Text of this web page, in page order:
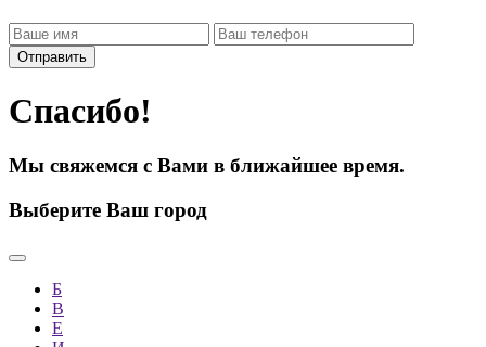
Спасибо!
Мы свяжемся с Вами в ближайшее время.
Выберите Ваш город
Б
В
Е